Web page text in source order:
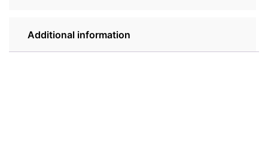
Additional information